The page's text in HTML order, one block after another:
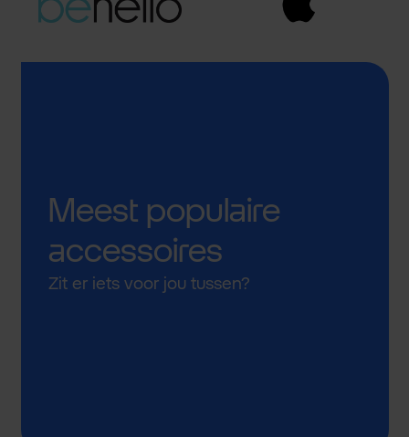
Meest populaire
accessoires
Zit er iets voor jou tussen?